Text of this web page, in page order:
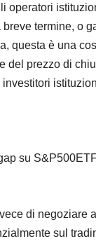
operatori
termine, o
questa è una
del prezzo di
su
di negoziare
sul